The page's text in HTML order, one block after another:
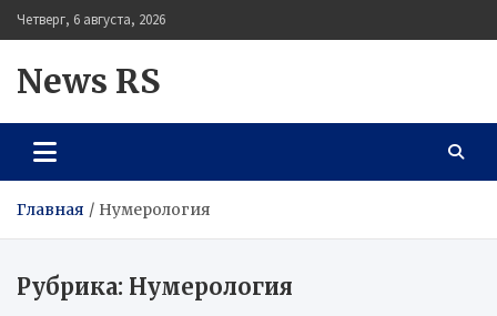
Перейти
к
Четверг, 6 августа, 2026
News RS
Главная Нумерология
Рубрика: Нумерология